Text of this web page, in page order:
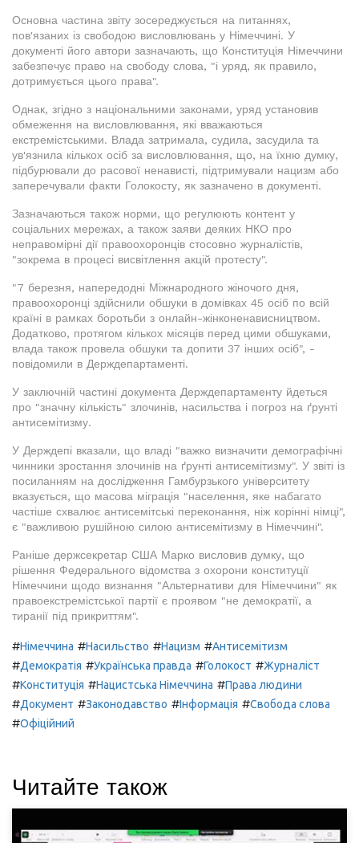
Основна частина звіту зосереджується на питаннях,
пов'язаних із свободою висловлювань у Німеччині. У
документі його автори зазначають, що Конституція Німеччини
забезпечує право на свободу слова, "і уряд, як правило,
дотримується цього права".
Однак, згідно з національними законами, уряд установив
обмеження на висловлювання, які вважаються
екстремістськими. Влада затримала, судила, засудила та
ув'язнила кількох осіб за висловлювання, що, на їхню думку,
підбурювали до расової ненависті, підтримували нацизм або
заперечували факти Голокосту, як зазначено в документі.
Зазначаються також норми, що регулюють контент у
соціальних мережах, а також заяви деяких НКО про
неправомірні дії правоохоронців стосовно журналістів,
"зокрема в процесі висвітлення акцій протесту".
"7 березня, напередодні Міжнародного жіночого дня,
правоохоронці здійснили обшуки в домівках 45 осіб по всій
країні в рамках боротьби з онлайн-жінконенависництвом.
Додатково, протягом кількох місяців перед цими обшуками,
влада також провела обшуки та допити 37 інших осіб", -
повідомили в Держдепартаменті.
У заключній частині документа Держдепартаменту йдеться
про "значну кількість" злочинів, насильства і погроз на ґрунті
антисемітизму.
У Держдепі вказали, що владі "важко визначити демографічні
чинники зростання злочинів на ґрунті антисемітизму". У звіті із
посиланням на дослідження Гамбурзького університету
вказується, що масова міграція "населення, яке набагато
частіше схвалює антисемітські переконання, ніж корінні німці",
є "важливою рушійною силою антисемітизму в Німеччині".
Раніше держсекретар США Марко висловив думку, що
рішення Федерального відомства з охорони конституції
Німеччини щодо визнання "Альтернативи для Німеччини" як
правоекстремістської партії є проявом "не демократії, а
тиранії під прикриттям".
#Німеччина #Насильство #Нацизм #Антисемітизм
#Демократія #Українська правда #Голокост #Журналіст
#Конституція #Нацистська Німеччина #Права людини
#Документ #Законодавство #Інформація #Свобода слова
#Офіційний
Читайте також